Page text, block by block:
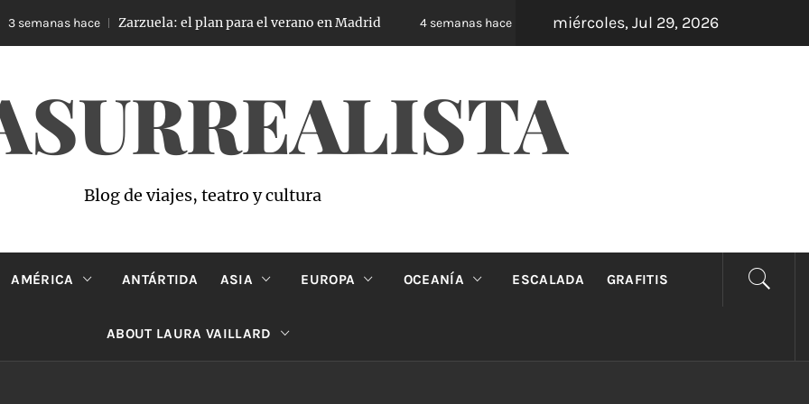
semanas hace Zarzuela: el plan para el verano en Madrid 4 semanas hace Oveja Negra: el unipersonal que se ríe de los
miércoles, Jul 29, 2026
Blog de viajes, teatro y cultura
AMÉRICA ANTÁRTIDA ASIA EUROPA OCEANÍA ESCALADA GRAFITIS
ABOUT LAURA VAILLARD